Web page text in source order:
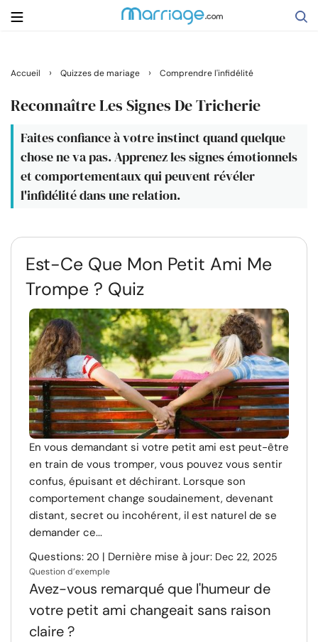
Rechercher
Se marier
Relations
Famille
Aide
Cours
Ressources
Communauté
Trouver un thérapeute
Langue FR
À propos de nous Contact Écrivez pour nous
Publicité avec
Accueil › Quizzes de mariage › Comprendre l'infidélité
Reconnaître Les Signes De Tricherie
Faites confiance à votre instinct quand quelque
chose ne va pas. Apprenez les signes émotionnels
et comportementaux qui peuvent révéler
l'infidélité dans une relation.
Est-Ce Que Mon Petit Ami Me
Trompe ? Quiz
En vous demandant si votre petit ami est peut-être
en train de vous tromper, vous pouvez vous sentir
confus, épuisant et déchirant. Lorsque son
comportement change soudainement, devenant
distant, secret ou incohérent, il est naturel de se
demander ce...
Questions: 20 | Dernière mise à jour: Dec 22, 2025
Question d’exemple
Avez-vous remarqué que l'humeur de
votre petit ami changeait sans raison
claire ?